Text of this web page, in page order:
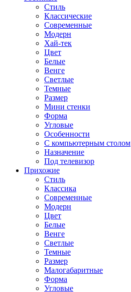
Стиль
Классические
Современные
Модерн
Хай-тек
Цвет
Белые
Венге
Светлые
Темные
Размер
Мини стенки
Форма
Угловые
Особенности
С компьютерным столом
Назначение
Под телевизор
Прихожие
Стиль
Классика
Современные
Модерн
Цвет
Белые
Венге
Светлые
Темные
Размер
Малогабаритные
Форма
Угловые